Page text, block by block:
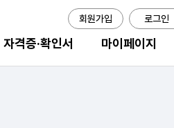
자격증·확인서 마이페이지
회원가입 로그인